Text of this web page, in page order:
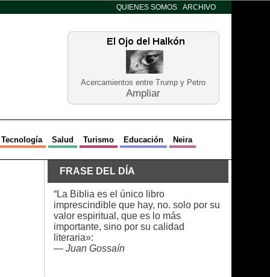
QUIENES SOMOS ARCHIVO
Acercamientos entre Trump y Petro
Ampliar
Tecnología Salud Turismo Educación Neira
FRASE DEL DÍA
“La Biblia es el único libro
imprescindible que hay, no. solo por su
valor espiritual, que es lo más
importante, sino por su calidad
literaria»:
— Juan Gossaín